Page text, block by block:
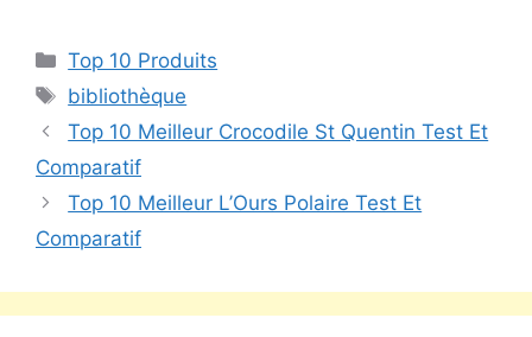
Top 10 Produits
bibliothèque
Top 10 Meilleur Crocodile St Quentin Test Et
Comparatif
Top 10 Meilleur L’Ours Polaire Test Et
Comparatif